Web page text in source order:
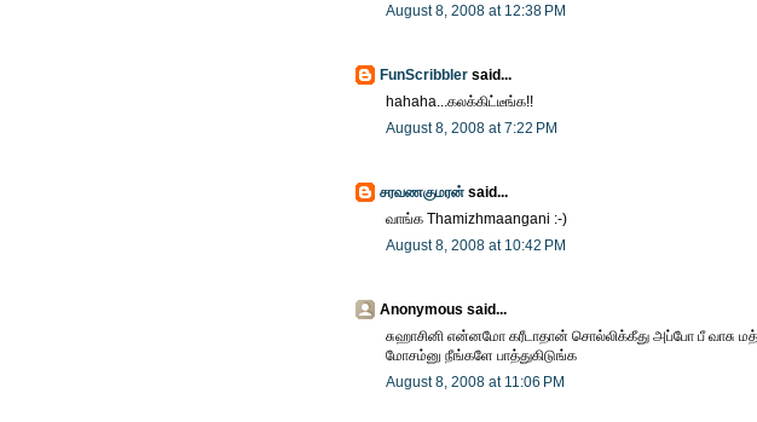
August 8, 2008 at 12:38 PM
FunScribbler said...
hahaha...கலக்கிட்டீங்க!!
August 8, 2008 at 7:22 PM
சரவணகுமரன் said...
வாங்க Thamizhmaangani :-)
August 8, 2008 at 10:42 PM
Anonymous said...
சுஹாசினி என்னமோ கரீடாதான் சொல்லிக்கீது அப்போ பீ வாசு
மோசம்னு நீங்களே பாத்துகிடுங்க
August 8, 2008 at 11:06 PM